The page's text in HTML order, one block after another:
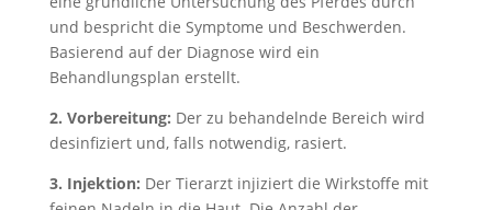
und bespricht die Symptome und Beschwerden.
Basierend auf der Diagnose wird ein
Behandlungsplan erstellt.
2. Vorbereitung: Der zu behandelnde Bereich wird
desinfiziert und, falls notwendig, rasiert.
3. Injektion: Der Tierarzt injiziert die Wirkstoffe mit